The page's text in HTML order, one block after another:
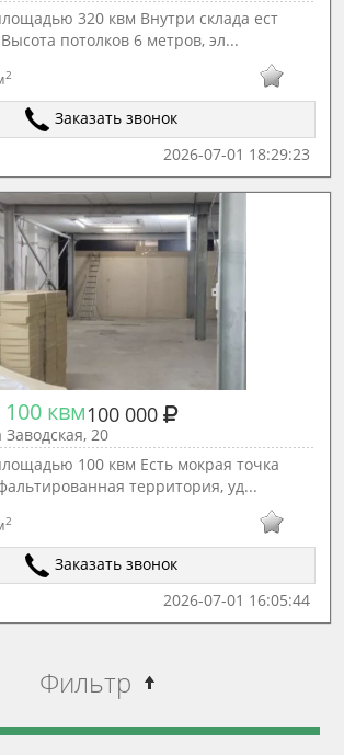
320 квм Внутри склада ест
потолков 6 метров, эл...
2
Заказать звонок
2026-07-01 18:29:23
квм100 000
20
100 квм Есть мокрая точка
территория, уд...
2
Заказать звонок
2026-07-01 16:05:44
Фильтр